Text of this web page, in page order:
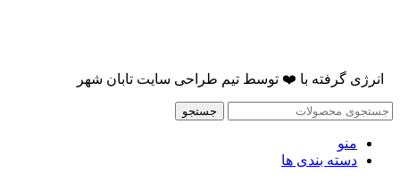
انرژی گرفته با ❤️ توسط تیم طراحی سایت تابان شهر
جستجو
منو
دسته بندی ها